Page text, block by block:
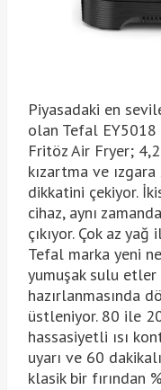
Piyasadaki en
olan Tefal EY5018
Fritöz Air Fryer;
kızartma ve
dikkatini çekiyor.
cihaz, aynı
çıkıyor. Çok az
Tefal marka yeni
yumuşak sulu
hazırlanmasında
üstleniyor. 80 ile
hassasiyetli ısı
uyarı ve 60
klasik bir fırından